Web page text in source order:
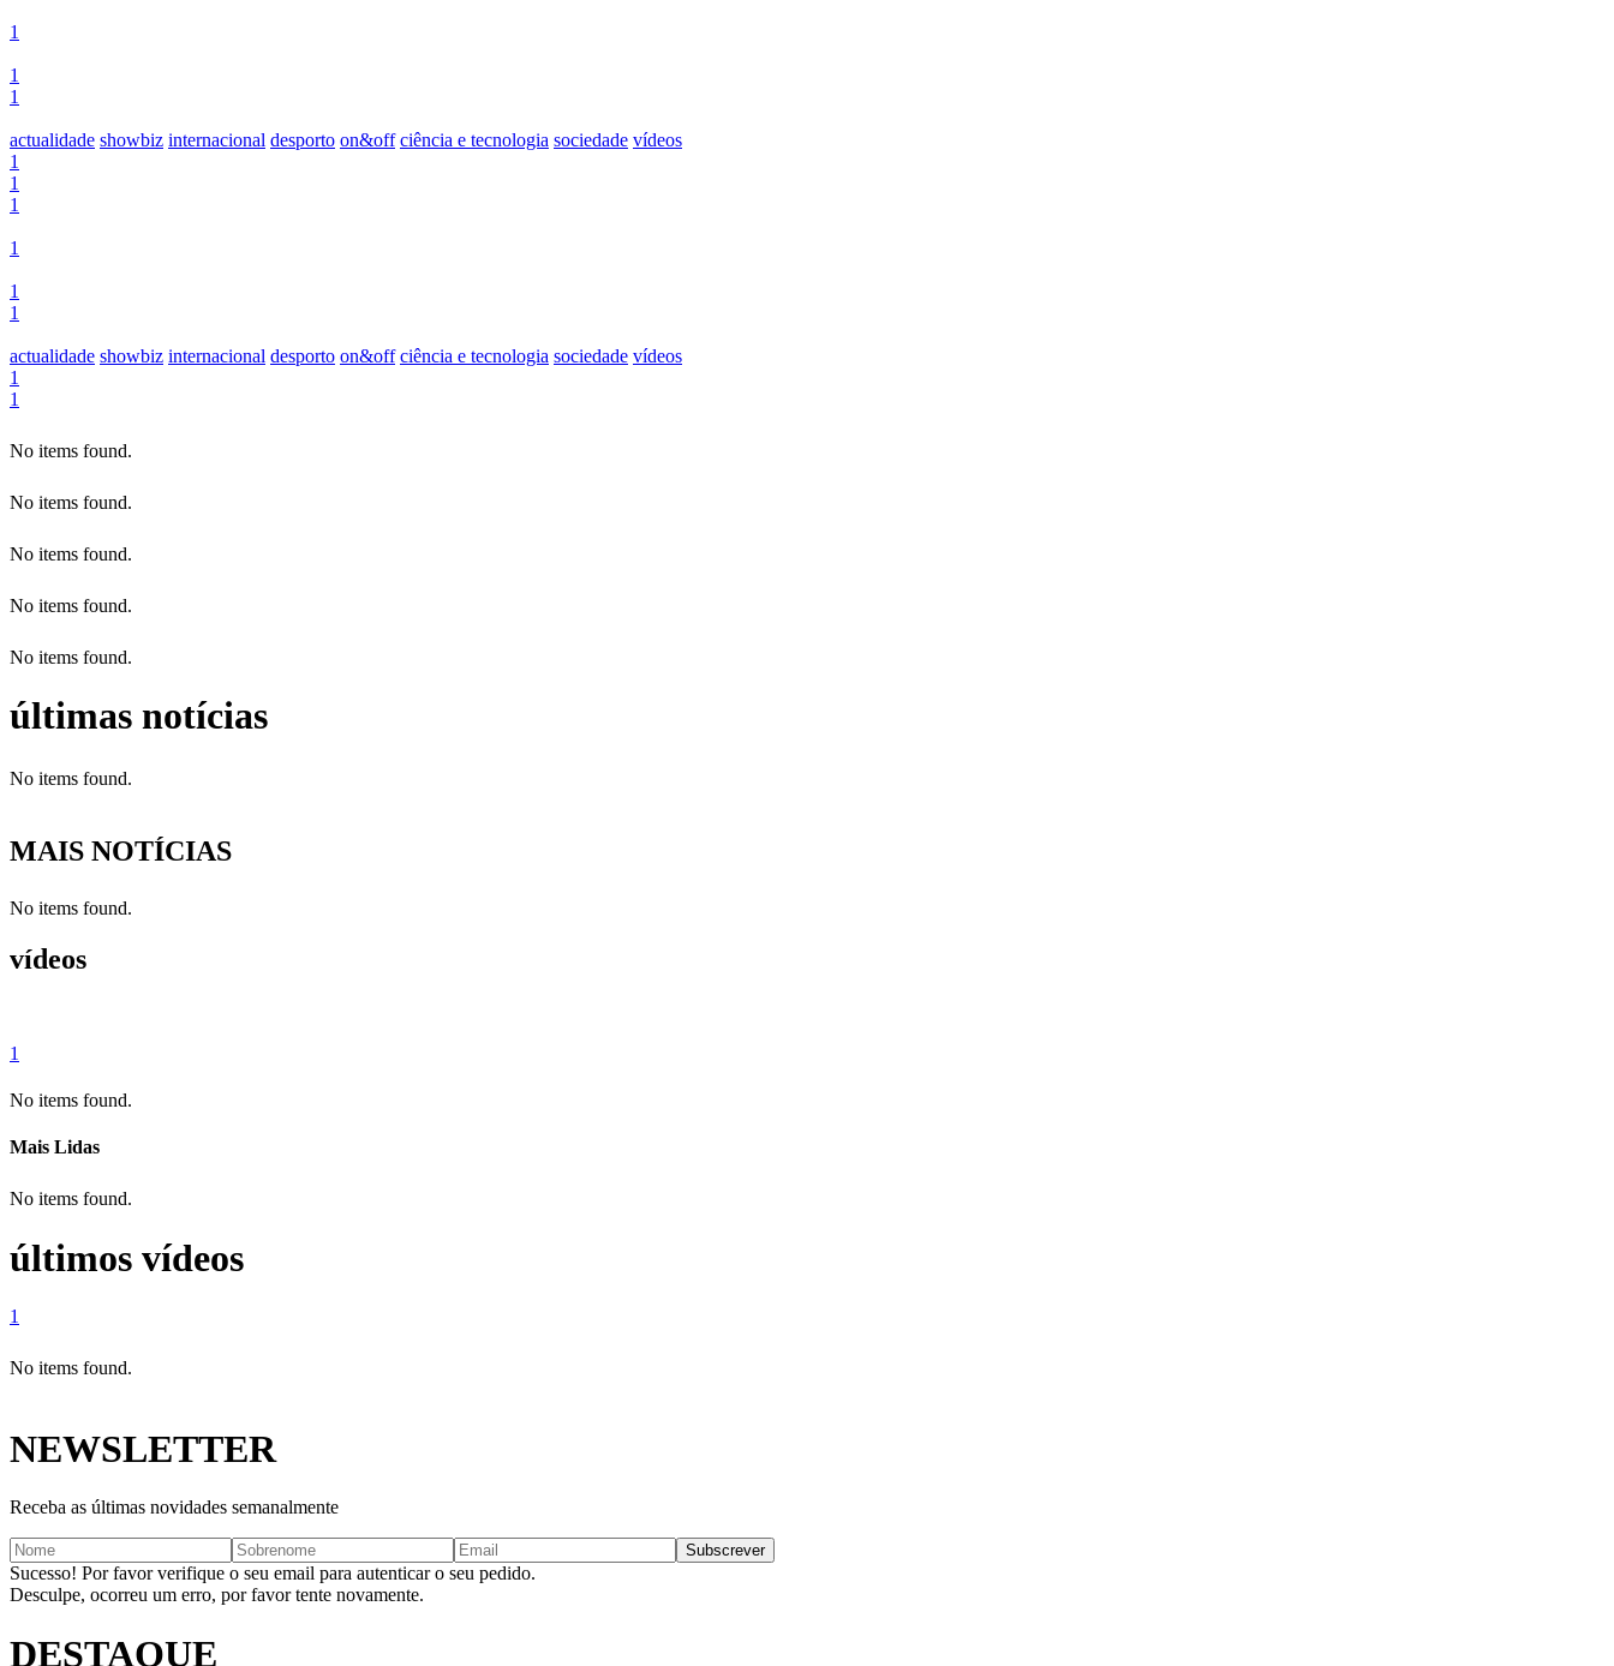
1
1
1
actualidade showbiz internacional desporto on&off ciência e tecnologia sociedade vídeos
1
1
1
1
1
1
actualidade showbiz internacional desporto on&off ciência e tecnologia sociedade vídeos
1
1
No items found.
No items found.
No items found.
No items found.
No items found.
últimas notícias
No items found.
MAIS NOTÍCIAS
No items found.
vídeos
1
No items found.
Mais Lidas
No items found.
últimos vídeos
1
No items found.
NEWSLETTER
Receba as últimas novidades semanalmente
Sucesso! Por favor verifique o seu email para autenticar o seu pedido.
Desculpe, ocorreu um erro, por favor tente novamente.
DESTAQUE